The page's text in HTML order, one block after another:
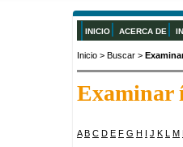
INICIO ACERCA DE
Inicio > Buscar >
Examinar
A B C D E F G H I J K L M